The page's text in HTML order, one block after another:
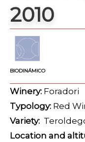
2010
BIODINÁMICO
Winery: Foradori
Typology: Red
Variety:
Location and